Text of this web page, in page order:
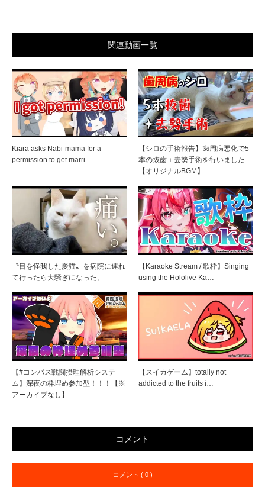
関連動画一覧
Kiara asks Nabi-mama for a
permission to get marri…
【シロの手術報告】歯周病悪化で5
本の抜歯＋去勢手術を行いました
【オリジナルBGM】
〝目を怪我した愛猫〟を病院に連れ
て行ったら大騒ぎになった。
【Karaoke Stream / 歌枠】Singing
using the Hololive Ka…
【#コンパス戦闘摂理解析システ
ム】深夜の枠埋め参加型！！！【※
アーカイブなし】
【スイカゲーム】totally not
addicted to the fruits ἴ…
コメント
コメント ( 0 )